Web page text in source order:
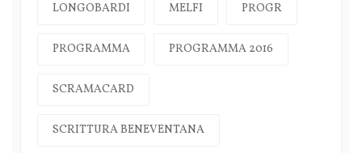
LONGOBARDI MELFI PROGR
PROGRAMMA PROGRAMMA 2016
SCRAMACARD
SCRITTURA BENEVENTANA